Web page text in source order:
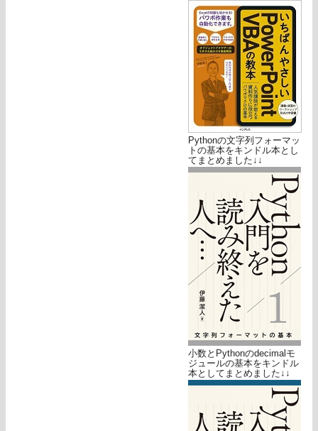
Pythonの文字列フォーマッ
トの基本をキンドル本とし
てまとめました↓↓
小数とPythonのdecimalモ
ジュールの基本をキンドル
本としてまとめました↓↓